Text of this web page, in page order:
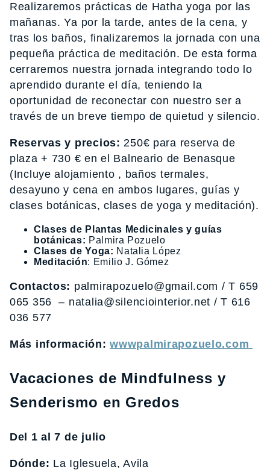
Realizaremos prácticas de Hatha yoga por las
mañanas. Ya por la tarde, antes de la cena, y
tras los baños, finalizaremos la jornada con una
pequeña práctica de meditación. De esta forma
cerraremos nuestra jornada integrando todo lo
aprendido durante el día, teniendo la
oportunidad de reconectar con nuestro ser a
través de un breve tiempo de quietud y silencio.
Reservas y precios: 250€ para reserva de
plaza + 730 € en el Balneario de Benasque
(Incluye alojamiento , baños termales,
desayuno y cena en ambos lugares, guías y
clases botánicas, clases de yoga y meditación).
Clases de Plantas Medicinales y guías
botánicas: Palmira Pozuelo
Clases de Yoga: Natalia López
Meditación: Emilio J. Gómez
Contactos: palmirapozuelo@gmail.com / T 659
065 356 – natalia@silenciointerior.net / T 616
036 577
Más información:wwwpalmirapozuelo.com
Vacaciones de Mindfulness y
Senderismo en Gredos
Del 1 al 7 de julio
Dónde: La Iglesuela, Avila